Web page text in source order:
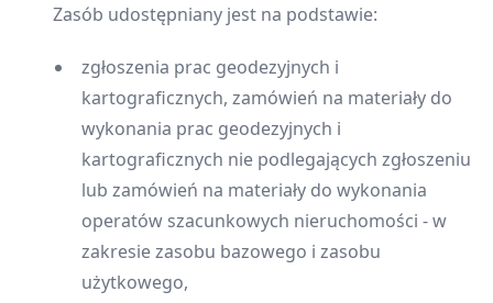
Zasób udostępniany jest na podstawie:
zgłoszenia prac geodezyjnych i
kartograficznych, zamówień na materiały do
wykonania prac geodezyjnych i
kartograficznych nie podlegających zgłoszeniu
lub zamówień na materiały do wykonania
operatów szacunkowych nieruchomości - w
zakresie zasobu bazowego i zasobu
użytkowego,